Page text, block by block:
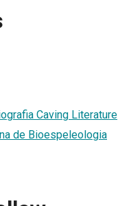
Caving Literature
de Bioespeleologia